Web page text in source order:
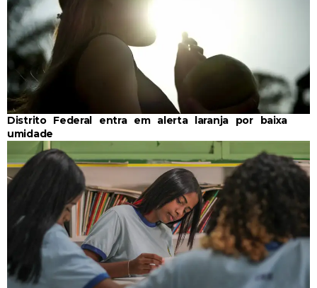
Distrito Federal entra em alerta laranja por baixa
umidade